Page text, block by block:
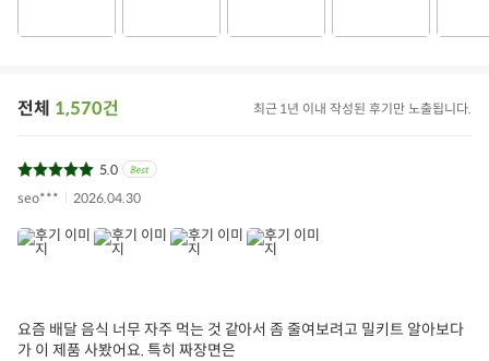
전체 1,570건 최근 1년 이내 작성된 후기만 노출됩니다.
5.0
seo***
2026.04.30
요즘 배달 음식 너무 자주 먹는 것 같아서 좀 줄여보려고 밀키트 알아보다
가 이 제품 사봤어요. 특히 짜장면은